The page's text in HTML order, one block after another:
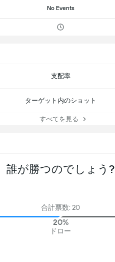
No Events
支配率
ターゲット内のショット
すべてを見る
誰が勝つのでしょう?
合計票数: 20
20%
ドロー